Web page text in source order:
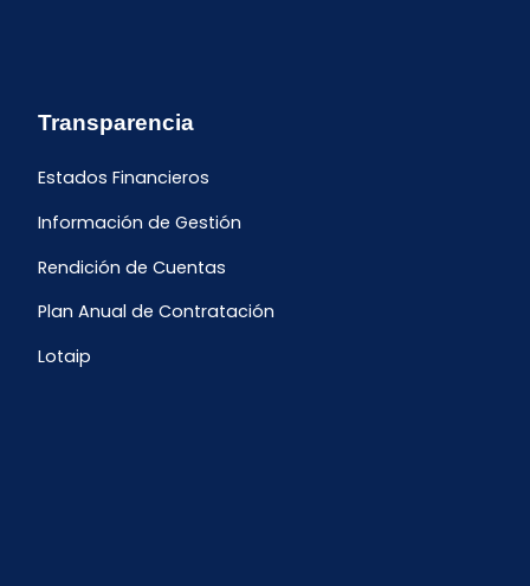
Transparencia
Estados Financieros
Información de Gestión
Rendición de Cuentas
Plan Anual de Contratación
Lotaip